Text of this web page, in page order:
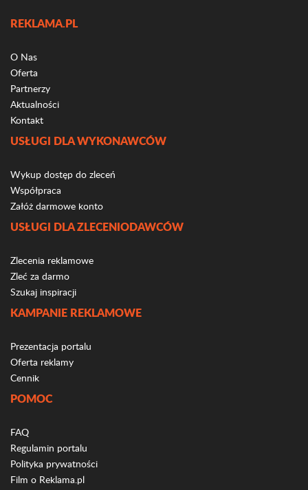
REKLAMA.PL
O Nas
Oferta
Partnerzy
Aktualności
Kontakt
USŁUGI DLA WYKONAWCÓW
Wykup dostęp do zleceń
Współpraca
Załóż darmowe konto
USŁUGI DLA ZLECENIODAWCÓW
Zlecenia reklamowe
Zleć za darmo
Szukaj inspiracji
KAMPANIE REKLAMOWE
Prezentacja portalu
Oferta reklamy
Cennik
POMOC
FAQ
Regulamin portalu
Polityka prywatności
Film o Reklama.pl